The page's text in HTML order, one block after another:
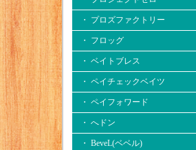
・ プロズファクトリー
・ フロッグ
・ ベイトブレス
・ ペイチェックベイツ
・ ペイフォワード
・ へドン
・ BeveL(ベベル)